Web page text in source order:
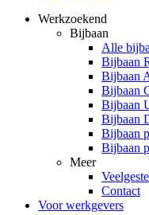
Werkzoekend
Bijbaan
Alle
Bijbaan
Bijbaan
Bijbaan
Bijbaan
Bijbaan
Bijbaan
Bijbaan
Meer
Contact
Voor werkgevers